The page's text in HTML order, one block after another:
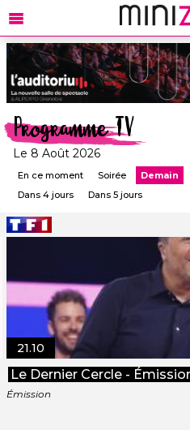
Programme TV
Le 8 Août 2026
En ce moment Soirée Demain
Dans 4 jours
Dans 5 jours
21.10
Le Dernier Cercle -
Émission